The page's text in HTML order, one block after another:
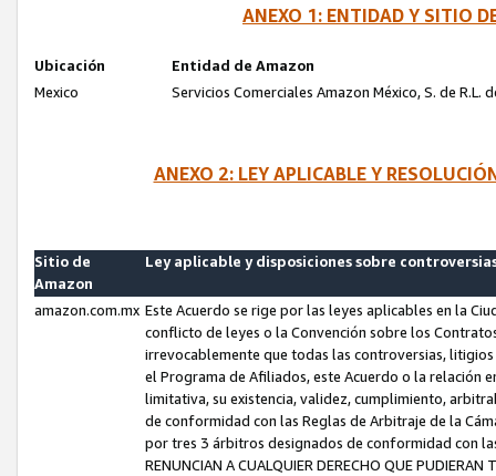
ANEXO 1: ENTIDAD Y SITIO
Ubicación
Entidad de Amazon
Mexico
Servicios Comerciales Amazon México, S. de R.L.
ANEXO 2: LEY APLICABLE Y
Sitio de
Amazon
Ley aplicable y disposiciones sobre
amazon.com.mx Este Acuerdo se rige por las leyes aplicables en la
conflicto de leyes o la Convención sobre los
irrevocablemente que todas las controversias,
el Programa de Afiliados, este Acuerdo o la relación
limitativa, su existencia, validez, cumplimiento,
de conformidad con las Reglas de Arbitraje de la
por tres 3 árbitros designados de conformidad con las
RENUNCIAN A CUALQUIER DERECHO QUE